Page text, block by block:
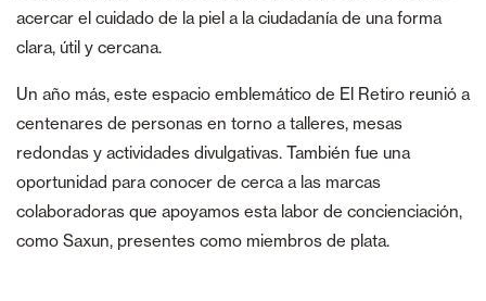
acercar el cuidado de la piel a la ciudadanía de una forma
clara, útil y cercana.
Un año más, este espacio emblemático de El Retiro reunió a
centenares de personas en torno a talleres, mesas
redondas y actividades divulgativas. También fue una
oportunidad para conocer de cerca a las marcas
colaboradoras que apoyamos esta labor de concienciación,
como Saxun, presentes como miembros de plata.